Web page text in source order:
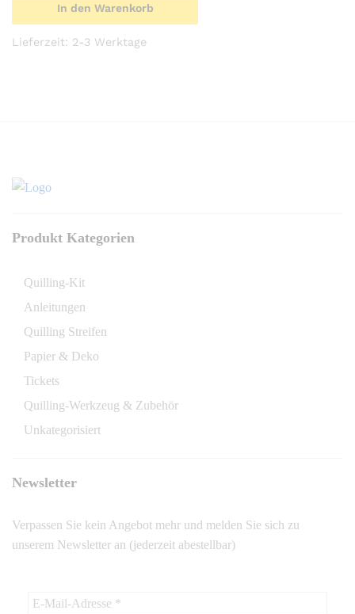
In den Warenkorb
Lieferzeit: 2-3 Werktage
Produkt Kategorien
Quilling-Kit
Anleitungen
Quilling Streifen
Papier & Deko
Tickets
Quilling-Werkzeug & Zubehör
Unkategorisiert
Newsletter
Verpassen Sie kein Angebot mehr und melden Sie sich zu
unserem Newsletter an (jederzeit abestellbar)